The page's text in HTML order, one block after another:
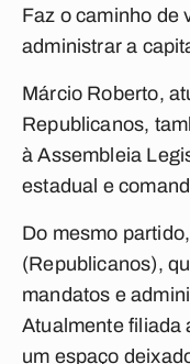
Faz o caminho de
administrar a
Márcio Roberto,
Republicanos,
à Assembleia
estadual e
Do mesmo
(Republicanos),
mandatos e
Atualmente filiada
um espaço